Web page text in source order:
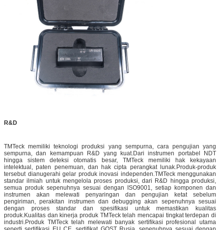
R&D
TMTeck memiliki teknologi produksi yang sempurna, cara pengujian yang
sempurna, dan kemampuan R&D yang kuat.Dari instrumen portabel NDT
hingga sistem deteksi otomatis besar, TMTeck memiliki hak kekayaan
intelektual, paten penemuan, dan hak cipta perangkat lunak.Produk-produk
tersebut dianugerahi gelar produk inovasi independen.TMTeck menggunakan
standar ilmiah untuk mengelola proses produksi, dari R&D hingga produksi,
semua produk sepenuhnya sesuai dengan ISO9001, setiap komponen dan
instrumen akan melewati penyaringan dan pengujian ketat sebelum
pengiriman, perakitan instrumen dan debugging akan sepenuhnya sesuai
dengan proses standar dan spesifikasi untuk memastikan kualitas
produk.Kualitas dan kinerja produk TMTeck telah mencapai tingkat terdepan di
industri.Produk TMTeck telah melewati banyak sertifikasi profesional utama